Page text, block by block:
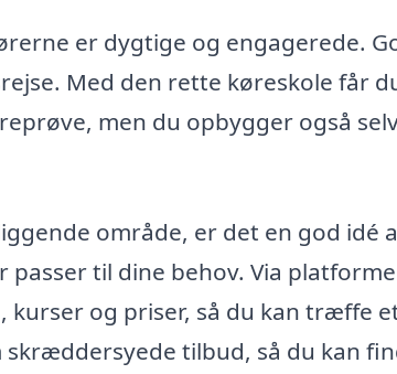
er dygtige og engagerede.
Med den rette køreskole får
men du opbygger også
område, er det en god idé
til dine behov. Via
kurser og priser, så du kan træffe
tilbud, så du kan